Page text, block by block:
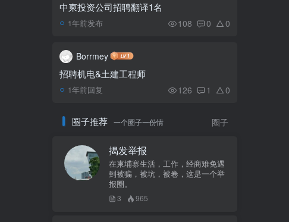
中柬投资公司招聘翻译1名
1年前发布 108 0 0
Borrmey
招聘机电&土建工程师
1年前回复 126 1 0
圈子推荐 一个圈子一份情 圈子
揭发举报
在柬埔寨生活，工作，经商难免遇
到被骗，被坑，被卷，这是一个举
报圈。
3 965